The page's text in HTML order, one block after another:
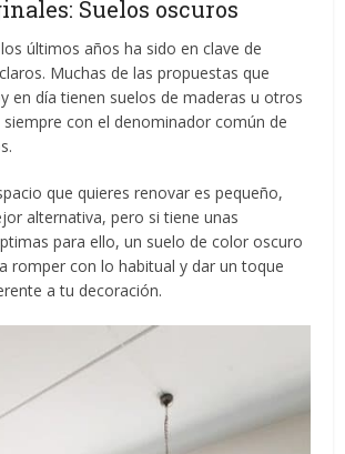
Suelos oscuros
últimos años ha sido en clave de
Muchas de las propuestas que
en día tienen suelos de maderas u otros
con el denominador común de
que quieres renovar es pequeño,
alternativa, pero si tiene unas
para ello, un suelo de color oscuro
romper con lo habitual y dar un toque
a tu decoración.